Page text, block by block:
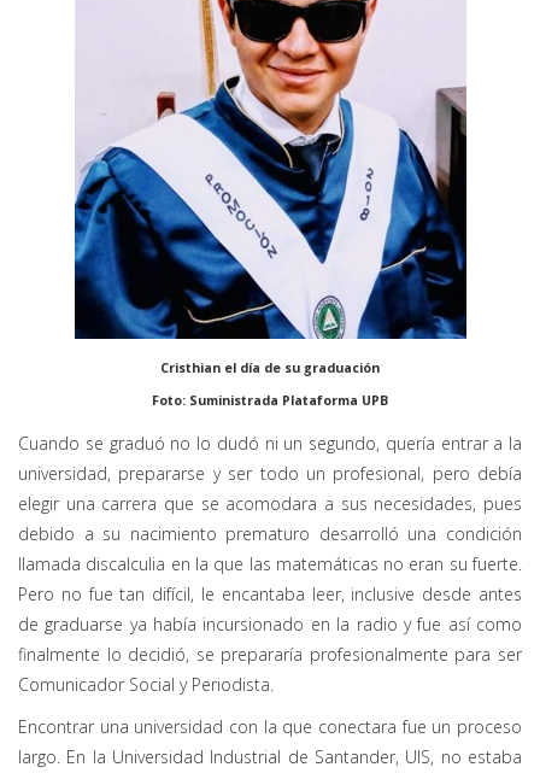
Cristhian el día de su graduación
Foto: Suministrada Plataforma UPB
Cuando se graduó no lo dudó ni un segundo, quería entrar a la
universidad, prepararse y ser todo un profesional, pero debía
elegir una carrera que se acomodara a sus necesidades, pues
debido a su nacimiento prematuro desarrolló una condición
llamada discalculia en la que las matemáticas no eran su fuerte.
Pero no fue tan difícil, le encantaba leer, inclusive desde antes
de graduarse ya había incursionado en la radio y fue así como
finalmente lo decidió, se prepararía profesionalmente para ser
Comunicador Social y Periodista.
Encontrar una universidad con la que conectara fue un proceso
largo. En la Universidad Industrial de Santander, UIS, no estaba